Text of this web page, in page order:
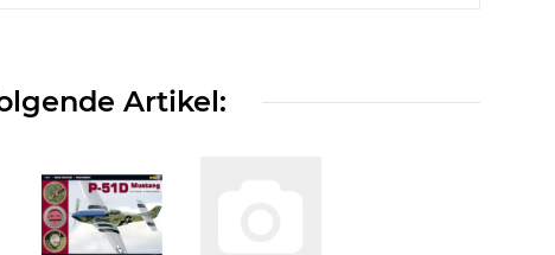
Artikel: